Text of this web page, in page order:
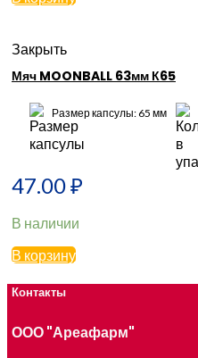
Закрыть
Мяч MOONBALL 63мм К65
Размер капсулы: 65 мм
47.00₽
В наличии
В корзину
Контакты
ООО "Ареафарм"